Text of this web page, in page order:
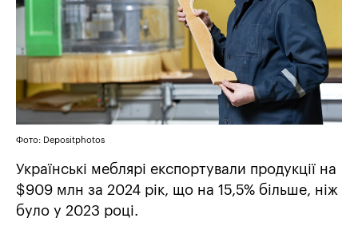
Фото: Depositphotos
Українські меблярі експортували продукції на
$909 млн за 2024 рік, що на 15,5% більше, ніж
було у 2023 році.